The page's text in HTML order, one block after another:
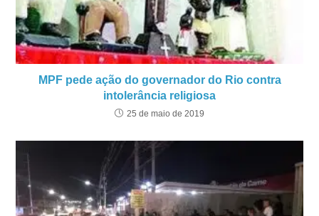
MPF pede ação do governador do Rio contra
intolerância religiosa
25 de maio de 2019